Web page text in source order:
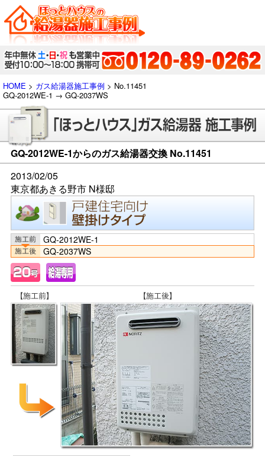
HOME > ガス給湯器施工事例 > No.11451
GQ-2012WE-1 → GQ-2037WS
GQ-2012WE-1からのガス給湯器交換 No.11451
2013/02/05
東京都あきる野市 N様邸
GQ-2012WE-1
GQ-2037WS